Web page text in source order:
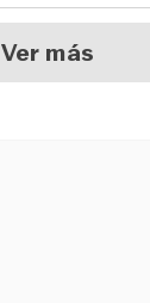
Ver más